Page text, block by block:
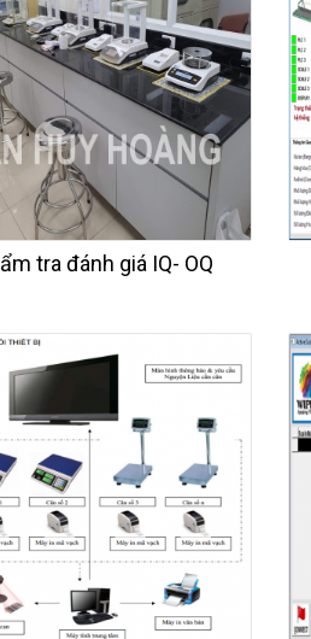
tra đánh giá IQ- OQ